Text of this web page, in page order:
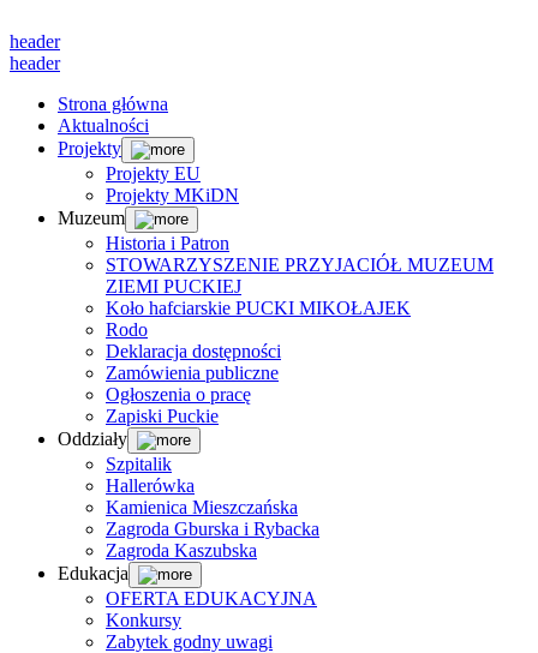
header
header
Strona główna
Aktualności
Projekty
Projekty EU
Projekty MKiDN
Muzeum
Historia i Patron
STOWARZYSZENIE PRZYJACIÓŁ MUZEUM
ZIEMI PUCKIEJ
Koło hafciarskie PUCKI MIKOŁAJEK
Rodo
Deklaracja dostępności
Zamówienia publiczne
Ogłoszenia o pracę
Zapiski Puckie
Oddziały
Szpitalik
Hallerówka
Kamienica Mieszczańska
Zagroda Gburska i Rybacka
Zagroda Kaszubska
Edukacja
OFERTA EDUKACYJNA
Konkursy
Zabytek godny uwagi